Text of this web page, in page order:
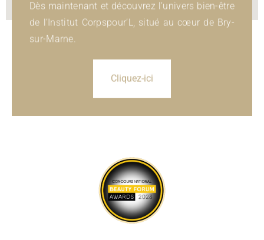
Dès maintenant et découvrez l’univers bien-être
de l’Institut Corpspour’L, situé au cœur de Bry-
sur-Marne.
Cliquez-ici